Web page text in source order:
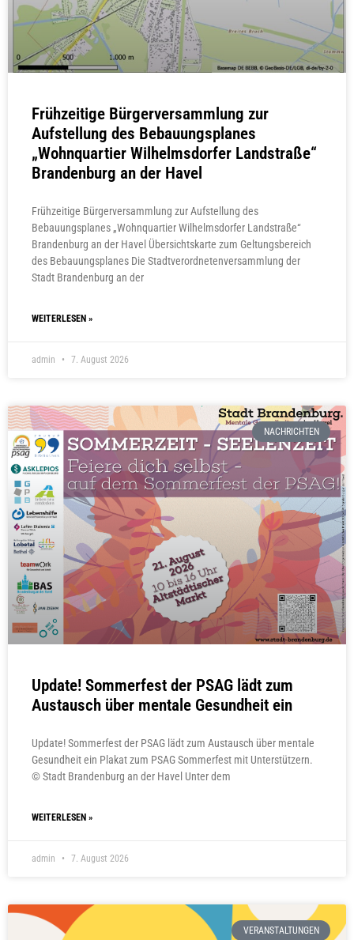
Frühzeitige Bürgerversammlung zur
Aufstellung des Bebauungsplanes
„Wohnquartier Wilhelmsdorfer Landstraße“
Brandenburg an der Havel
Frühzeitige Bürgerversammlung zur Aufstellung des
Bebauungsplanes „Wohnquartier Wilhelmsdorfer Landstraße“
Brandenburg an der Havel Übersichtskarte zum Geltungsbereich
des Bebauungsplanes Die Stadtverordnetenversammlung der
Stadt Brandenburg an der
WEITERLESEN »
admin 7. August 2026
NACHRICHTEN
Update! Sommerfest der PSAG lädt zum
Austausch über mentale Gesundheit ein
Update! Sommerfest der PSAG lädt zum Austausch über mentale
Gesundheit ein Plakat zum PSAG Sommerfest mit Unterstützern.
© Stadt Brandenburg an der Havel Unter dem
WEITERLESEN »
admin 7. August 2026
VERANSTALTUNGEN